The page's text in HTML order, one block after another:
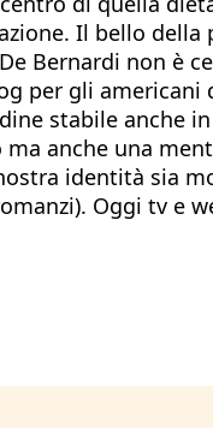
Il bello della
Bernardi non è
per gli
stabile anche
anche una
identità sia
Oggi tv e